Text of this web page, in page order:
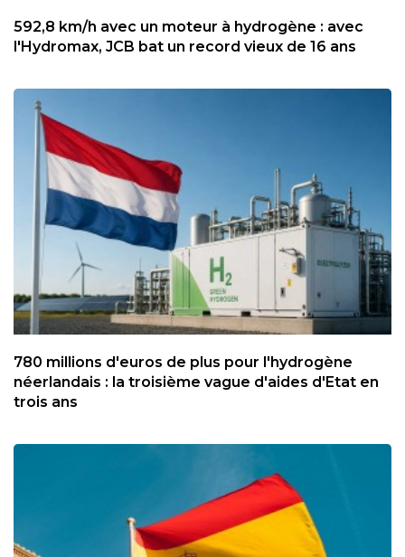
592,8 km/h avec un moteur à hydrogène : avec
l'Hydromax, JCB bat un record vieux de 16 ans
780 millions d'euros de plus pour l'hydrogène
néerlandais : la troisième vague d'aides d'Etat en
trois ans